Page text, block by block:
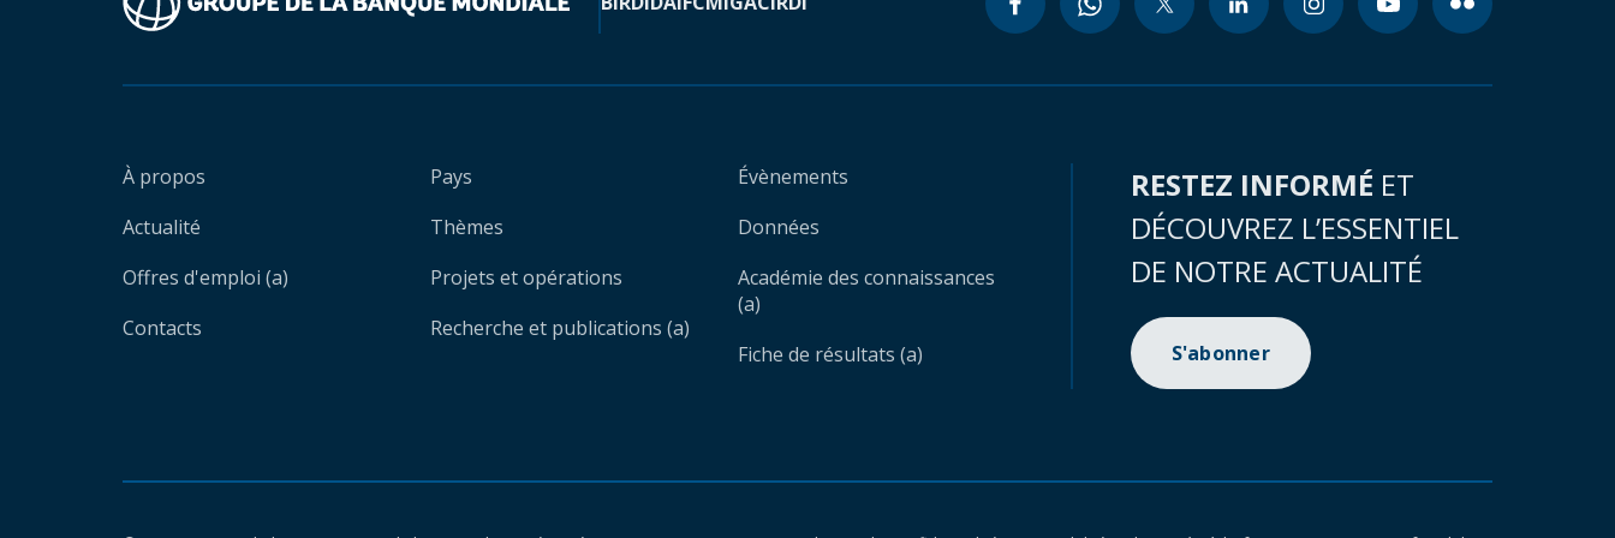
À propos
Actualité
Offres d'emploi (a)
Contacts
Pays
Thèmes
Projets et opérations
Recherche et publications (a)
Évènements
Données
Académie des connaissances
(a)
Fiche de résultats (a)
RESTEZ INFORMÉ ET
DÉCOUVREZ L’ESSENTIEL
DE NOTRE ACTUALITÉ
S'abonner